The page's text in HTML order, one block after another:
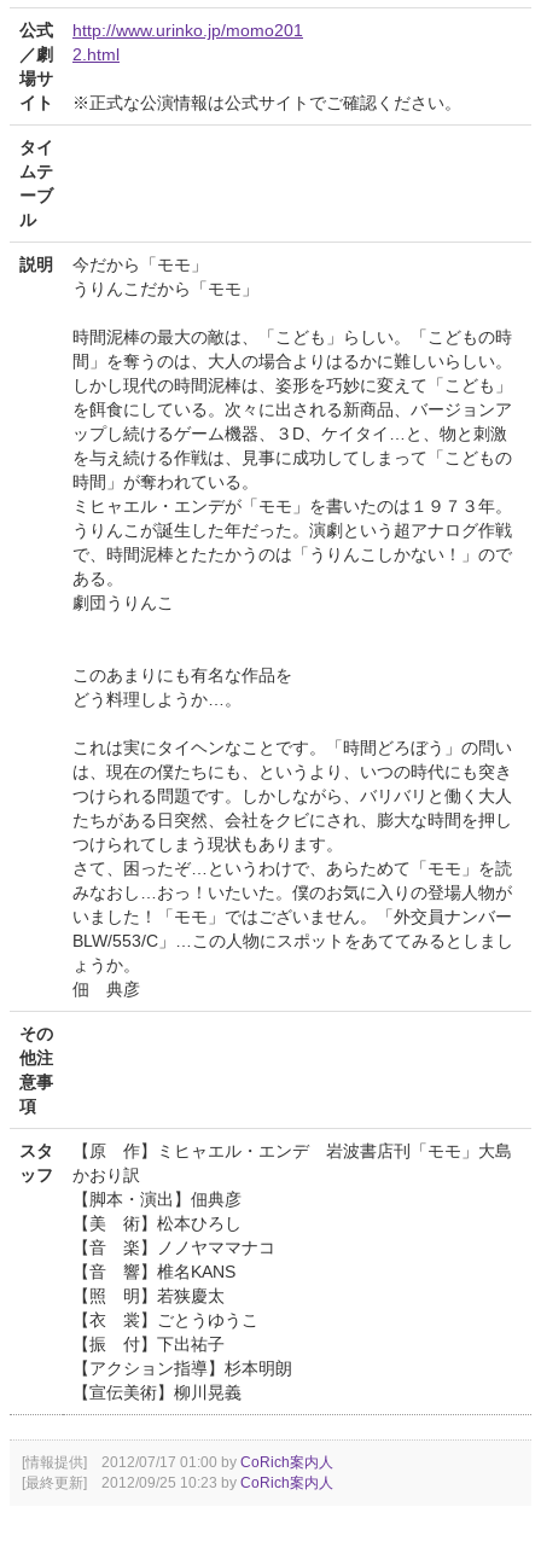
公式
／劇
場サ
イト
http://www.urinko.jp/momo201
2.html
※正式な公演情報は公式サイトでご確認ください。
タイ
ムテ
ーブ
ル
説明
今だから「モモ」
うりんこだから「モモ」
時間泥棒の最大の敵は、「こども」らしい。「こどもの時
間」を奪うのは、大人の場合よりはるかに難しいらしい。
しかし現代の時間泥棒は、姿形を巧妙に変えて「こども」
を餌食にしている。次々に出される新商品、バージョンア
ップし続けるゲーム機器、３D、ケイタイ…と、物と刺激
を与え続ける作戦は、見事に成功してしまって「こどもの
時間」が奪われている。
ミヒャエル・エンデが「モモ」を書いたのは１９７３年。
うりんこが誕生した年だった。演劇という超アナログ作戦
で、時間泥棒とたたかうのは「うりんこしかない！」ので
ある。
劇団うりんこ
このあまりにも有名な作品を
どう料理しようか…。
これは実にタイヘンなことです。「時間どろぼう」の問い
は、現在の僕たちにも、というより、いつの時代にも突き
つけられる問題です。しかしながら、バリバリと働く大人
たちがある日突然、会社をクビにされ、膨大な時間を押し
つけられてしまう現状もあります。
さて、困ったぞ…というわけで、あらためて「モモ」を読
みなおし…おっ！いたいた。僕のお気に入りの登場人物が
いました！「モモ」ではございません。「外交員ナンバー
BLW/553/C」…この人物にスポットをあててみるとしまし
ょうか。
佃 典彦
その
他注
意事
項
スタ
ッフ
【原 作】ミヒャエル・エンデ 岩波書店刊「モモ」大島
かおり訳
【脚本・演出】佃典彦
【美 術】松本ひろし
【音 楽】ノノヤママナコ
【音 響】椎名KANS
【照 明】若狭慶太
【衣 裳】ごとうゆうこ
【振 付】下出祐子
【アクション指導】杉本明朗
【宣伝美術】柳川晃義
[情報提供] 2012/07/17 01:00 by CoRich案内人
[最終更新] 2012/09/25 10:23 by CoRich案内人